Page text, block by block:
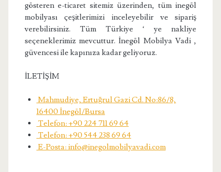
gösteren e-ticaret sitemiz üzerinden, tüm inegöl
mobilyası çeşitlerimizi inceleyebilir ve sipariş
verebilirsiniz. Tüm Türkiye ‘ ye nakliye
seçeneklerimiz mevcuttur. İnegöl Mobilya Vadi ,
güvencesi ile kapınıza kadar geliyoruz.
İLETİŞİM
Mahmudiye, Ertuğrul Gazi Cd. No:86/8,
16400 İnegöl/Bursa
Telefon: +90 224 711 69 64
Telefon: +90 544 238 69 64
E-Posta: info@inegolmobilyavadi.com